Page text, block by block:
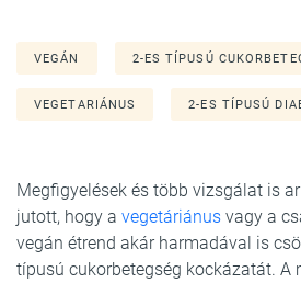
VEGÁN 2-ES TÍPUSÚ
VEGETARIÁNUS 2-ES TÍPUSÚ
Megfigyelések és több vizsgálat is
jutott, hogy a vegetáriánus vagy a
vegán étrend akár harmadával is
típusú cukorbetegség kockázatát. A